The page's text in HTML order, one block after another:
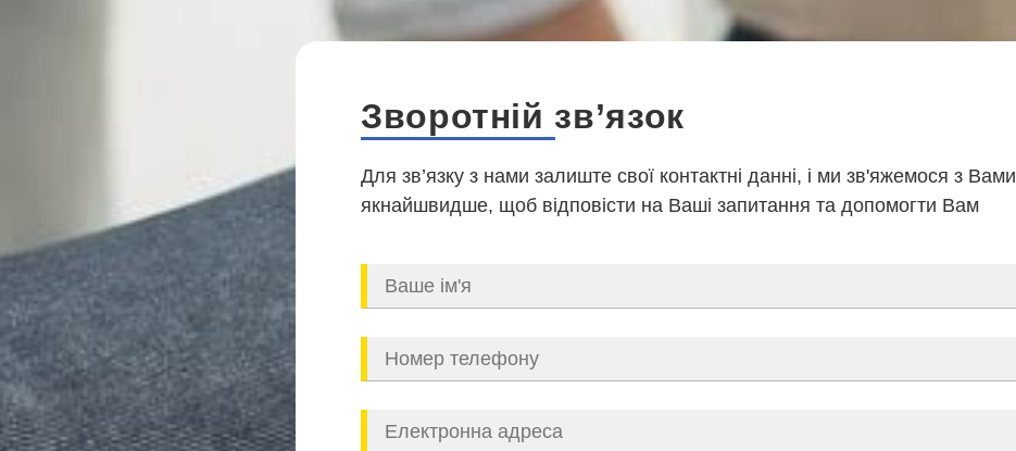
Зворотній зв’язок
Для зв’язку з нами залиште свої контактні данні, і ми зв'яжемося з Вами
якнайшвидше, щоб відповісти на Ваші запитання та допомогти Вам